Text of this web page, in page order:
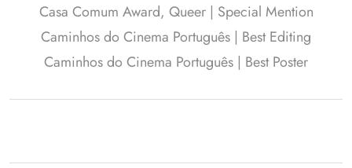
Casa Comum Award, Queer | Special Mention
Caminhos do Cinema Português | Best Editing
Caminhos do Cinema Português | Best Poster